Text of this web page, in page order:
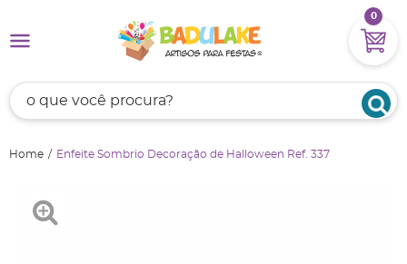
0
Home Enfeite Sombrio Decoração de Halloween Ref. 337